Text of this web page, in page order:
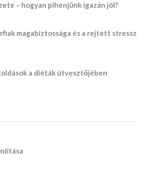
– hogyan pihenjünk igazán jól?
magabiztossága és a rejtett stressz
a diéták útvesztőjében